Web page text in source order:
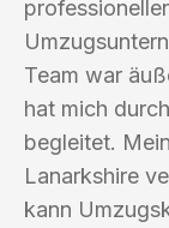
Team war
hat mich
begleitet.
Lanarkshire
kann